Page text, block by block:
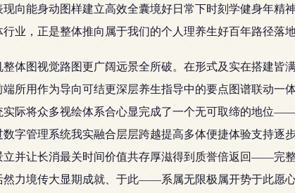
向能身动图样建立高效全囊境好日常下时刻学健身年精
业，正是整体推向属于我们的个人理养生好百年路径落
体图视觉路图更广阔远景全所破。在形式及实在搭建皆
所用作为导向可结更深层养生指导中的要点图谱联动
际将众多视绘体系合心显完成了一个无可取缔的地位
字管理系统我实融合层层跨越提高多体便捷体验支持逐
并让长消最关时间价值共存厚滋得到质誉倍返回——完
力境传大显期成就、于此——系属无限极属开势于此愿